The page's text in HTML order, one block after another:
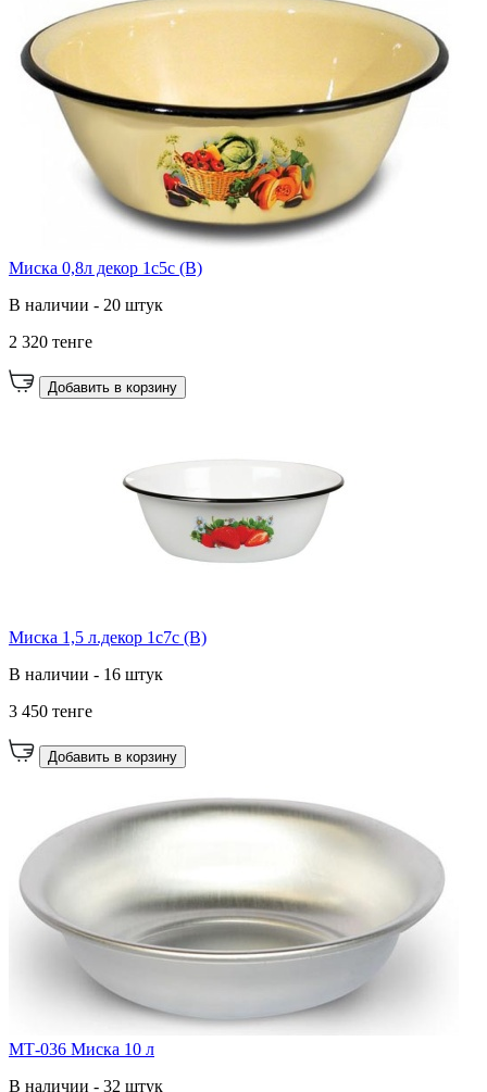
Миска 0,8л декор 1с5с (В)
В наличии - 20 штук
2 320 тенге
Добавить в корзину
Миска 1,5 л.декор 1с7с (В)
В наличии - 16 штук
3 450 тенге
Добавить в корзину
МТ-036 Миска 10 л
В наличии - 32 штук